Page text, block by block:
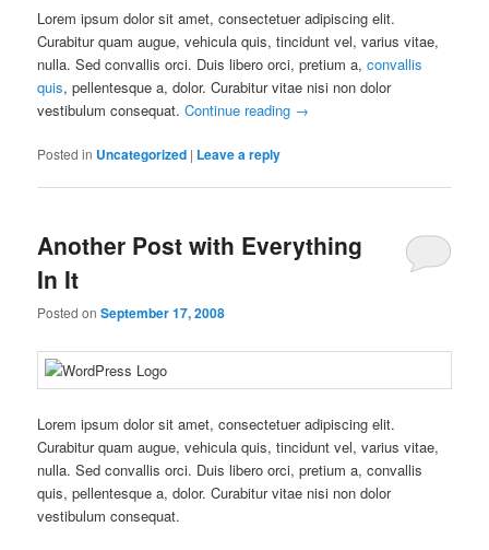
Lorem ipsum dolor sit amet, consectetuer adipiscing elit.
Curabitur quam augue, vehicula quis, tincidunt vel, varius vitae,
nulla. Sed convallis orci. Duis libero orci, pretium a,convallis
quis, pellentesque a, dolor. Curabitur vitae nisi non dolor
vestibulum consequat.Continue reading →
Posted in Uncategorized | Leave a reply
Another Post with Everything
In It
Posted onSeptember 17, 2008
Lorem ipsum dolor sit amet, consectetuer adipiscing elit.
Curabitur quam augue, vehicula quis, tincidunt vel, varius vitae,
nulla. Sed convallis orci. Duis libero orci, pretium a, convallis
quis, pellentesque a, dolor. Curabitur vitae nisi non dolor
vestibulum consequat.